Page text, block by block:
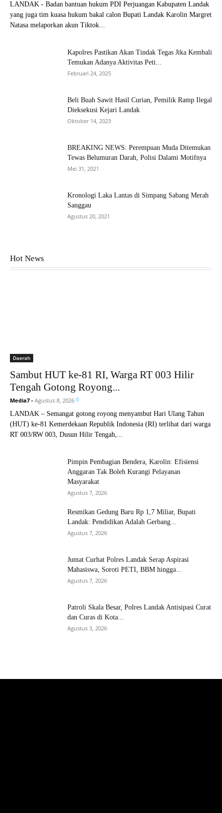
LANDAK - Badan bantuan hukum PDI Perjuangan Kabupaten Landak
yang juga tim kuasa hukum bakal calon Bupati Landak Karolin Margret
Natasa melaporkan akun Tiktok...
Kapolres Pastikan Akan Tindak Tegas Jika Kembali
Temukan Adanya Aktivitas Peti...
Februari 24, 2025
Beli Buah Sawit Hasil Curian, Pemilik Ramp Ilegal
Dieksekusi Kejari Landak
Oktober 14, 2023
BREAKING NEWS: Perempuan Muda Ditemukan
Tewas Belumuran Darah, Polisi Dalami Motifnya
Mei 31, 2021
Kronologi Laka Lantas di Simpang Sabang Merah
Sanggau
Agustus 20, 2021
Hot News
Daerah
Sambut HUT ke-81 RI, Warga RT 003 Hilir
Tengah Gotong Royong...
Media7 - Agustus 8, 2026 0
LANDAK – Semangat gotong royong menyambut Hari Ulang Tahun
(HUT) ke-81 Kemerdekaan Republik Indonesia (RI) terlihat dari warga
RT 003/RW 003, Dusun Hilir Tengah,...
Pimpin Pembagian Bendera, Karolin: Efisiensi
Anggaran Tak Boleh Kurangi Pelayanan
Masyarakat
Agustus 7, 2026
Resmikan Gedung Baru Rp 1,7 Miliar, Bupati
Landak: Pendidikan Adalah Gerbang...
Agustus 7, 2026
Jumat Curhat Polres Landak Serap Aspirasi
Mahasiswa, Soroti PETI, BBM hingga...
Agustus 7, 2026
Patroli Skala Besar, Polres Landak Antisipasi Curat
dan Curas di Kota...
Agustus 3, 2026